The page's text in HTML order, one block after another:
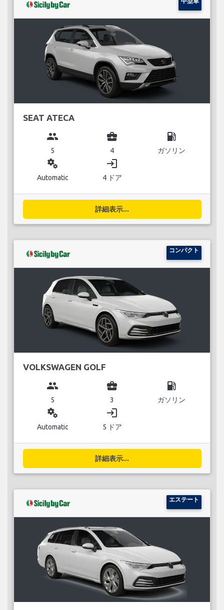
SEAT ATECA
group
5
business_center
4
local_gas_station
ガソリン
miscellaneous_services
Automatic
login
4 ドア
詳細表示...
コンパクト
VOLKSWAGEN GOLF
group
5
business_center
3
local_gas_station
ガソリン
miscellaneous_services
Automatic
login
5 ドア
詳細表示...
エステート